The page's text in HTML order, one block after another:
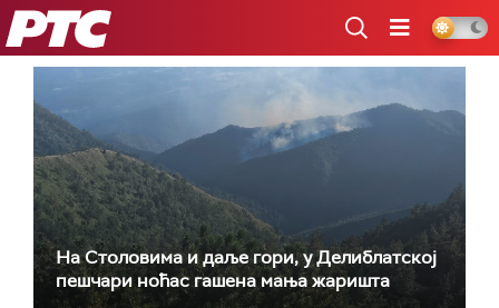
РТС
На Столовима и даље гори, у Делиблатској
пешчари ноћас гашена мања жаришта